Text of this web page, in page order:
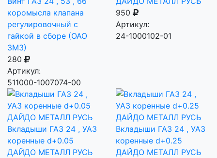
коромысла клапана
регулировочный с
гайкой в сборе (ОАО
ЗМЗ)
280
Артикул:
511000-1007074-00
950
Артикул:
24-1000102-01
Вкладыши ГАЗ 24 , УАЗ
коренные d+0.05
ДАЙДО МЕТАЛЛ РУСЬ
Вкладыши ГАЗ 24 , УАЗ
коренные d+0.25
ДАЙДО МЕТАЛЛ РУСЬ